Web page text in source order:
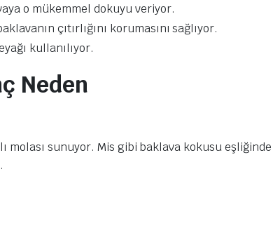
o mükemmel dokuyu veriyor.
çıtırlığını korumasını sağlıyor.
kullanılıyor.
Neden
molası sunuyor. Mis gibi baklava kokusu eşliğinde